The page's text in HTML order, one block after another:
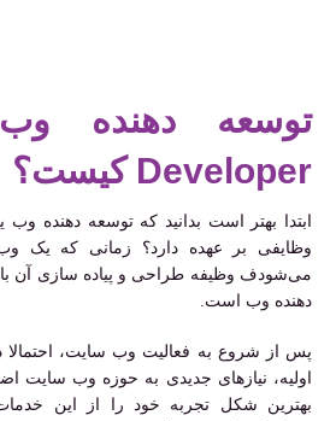
Developer کیست؟
ابتدا بهتر است بدانید که توسعه دهنده
وظایفی بر عهده دارد؟ زمانی که یک
می‌شودف وظیفه طراحی و پیاده سازی آن
دهنده وب است.
پس از شروع به فعالیت وب سایت، احتمالا
اولیه، نیازهای جدیدی به حوزه وب سایت
بهترین شکل تجربه خود را از این